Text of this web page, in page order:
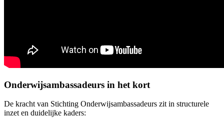
Onderwijsambassadeurs in het kort
De kracht van Stichting Onderwijsambassadeurs zit in structurele
inzet en duidelijke kaders: